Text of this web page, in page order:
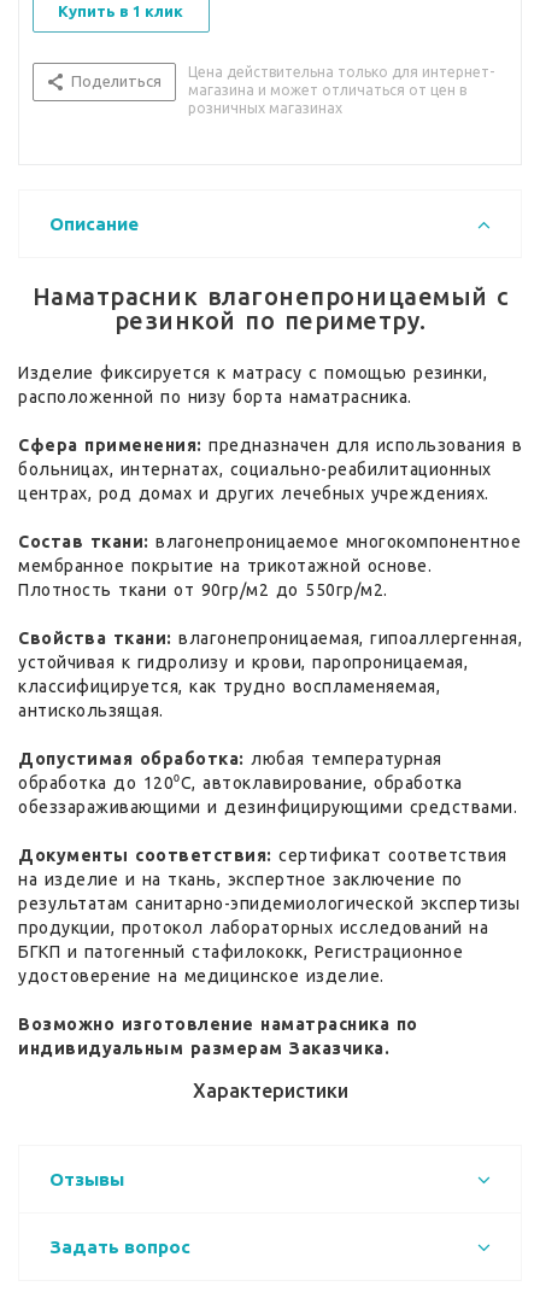
Купить в 1 клик
Поделиться
Цена действительна только для интернет-
магазина и может отличаться от цен в
розничных магазинах
Описание
Наматрасник влагонепроницаемый с
резинкой по периметру.
Изделие фиксируется к матрасу с помощью резинки,
расположенной по низу борта наматрасника.
Сфера применения: предназначен для использования в
больницах, интернатах, социально-реабилитационных
центрах, род домах и других лечебных учреждениях.
Состав ткани: влагонепроницаемое многокомпонентное
мембранное покрытие на трикотажной основе.
Плотность ткани от 90гр/м2 до 550гр/м2.
Свойства ткани: влагонепроницаемая, гипоаллергенная,
устойчивая к гидролизу и крови, паропроницаемая,
классифицируется, как трудно воспламеняемая,
антискользящая.
Допустимая обработка: любая температурная
обработка до 120⁰С, автоклавирование, обработка
обеззараживающими и дезинфицирующими средствами.
Документы соответствия: сертификат соответствия
на изделие и на ткань, экспертное заключение по
результатам санитарно-эпидемиологической экспертизы
продукции, протокол лабораторных исследований на
БГКП и патогенный стафилококк, Регистрационное
удостоверение на медицинское изделие.
Возможно изготовление наматрасника по
индивидуальным размерам Заказчика.
Характеристики
Отзывы
Задать вопрос